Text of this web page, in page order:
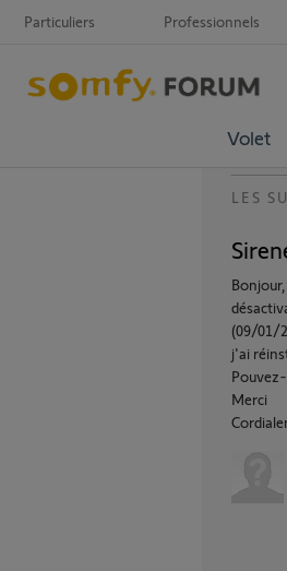
Particuliers Professionnels
Volet
LES
(09/01/
j'ai
Pouvez-
Merci